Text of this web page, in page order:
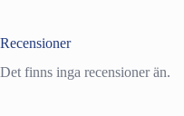
Recensioner
Det finns inga recensioner än.